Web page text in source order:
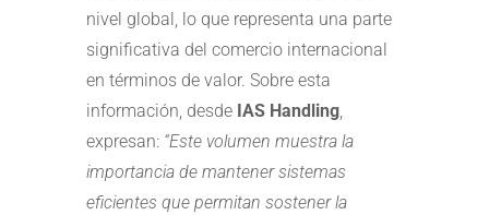
nivel global, lo que representa una parte
significativa del comercio internacional
en términos de valor. Sobre esta
información, desde IAS Handling,
expresan: “Este volumen muestra la
importancia de mantener sistemas
eficientes que permitan sostener la